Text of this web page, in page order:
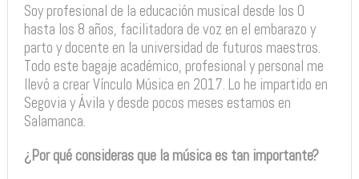
Soy profesional de la educación musical desde los 0
hasta los 8 años, facilitadora de voz en el embarazo y
parto y docente en la universidad de futuros maestros.
Todo este bagaje académico, profesional y personal me
llevó a crear Vínculo Música en 2017. Lo he impartido en
Segovia y Ávila y desde pocos meses estamos en
Salamanca.
¿Por qué consideras que la música es tan importante?